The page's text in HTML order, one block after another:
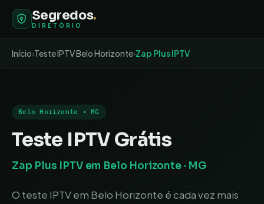
Segredos.
DIRETÓRIO
Início›Teste IPTVBelo Horizonte›Zap Plus IPTV
Belo Horizonte •MG
Teste IPTV Grátis
Zap Plus IPTVem Belo Horizonte· MG
O teste IPTV em Belo Horizonte é cada vez mais